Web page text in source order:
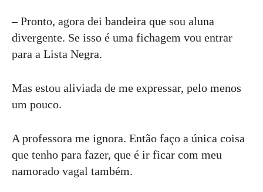
– Pronto, agora dei bandeira que sou aluna
divergente. Se isso é uma fichagem vou entrar
para a Lista Negra.
Mas estou aliviada de me expressar, pelo menos
um pouco.
A professora me ignora. Então faço a única coisa
que tenho para fazer, que é ir ficar com meu
namorado vagal também.